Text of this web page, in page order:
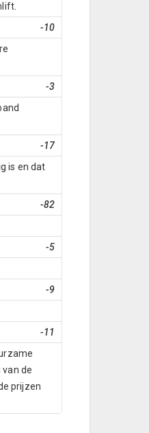
-10
-3
-17
is en dat
-82
-5
-9
-11
de
prijzen